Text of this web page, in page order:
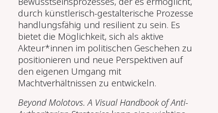
durch künstlerisch-gestalterische Prozesse
handlungsfähig und resilient zu sein. Es
bietet die Möglichkeit, sich als aktive
Akteur*innen im politischen Geschehen zu
positionieren und neue Perspektiven auf
den eigenen Umgang mit
Machtverhältnissen zu entwickeln.
Beyond Molotovs. A Visual Handbook of Anti-